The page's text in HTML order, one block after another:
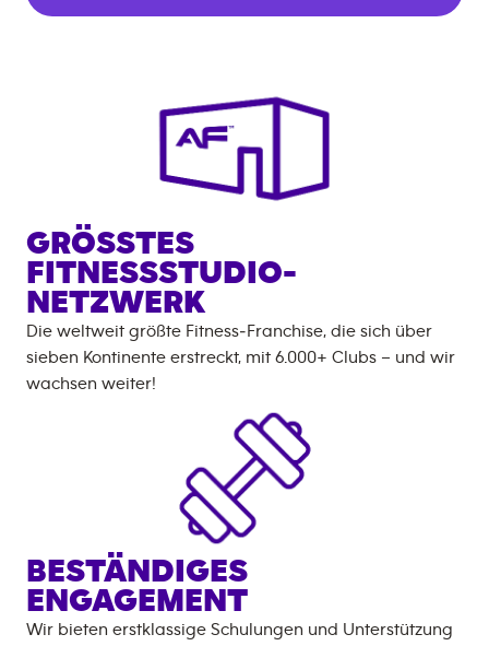
GRÖSSTES
FITNESSSTUDIO-
NETZWERK
Die weltweit größte Fitness‑Franchise, die sich über
sieben Kontinente erstreckt, mit 6.000+ Clubs – und wir
wachsen weiter!
BESTÄNDIGES
ENGAGEMENT
Wir bieten erstklassige Schulungen und Unterstützung